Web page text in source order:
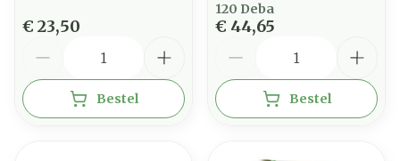
€ 23,50
Bestel
120 Deba
€ 44,65
Bestel